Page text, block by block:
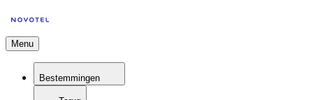
Menu
Bestemmingen